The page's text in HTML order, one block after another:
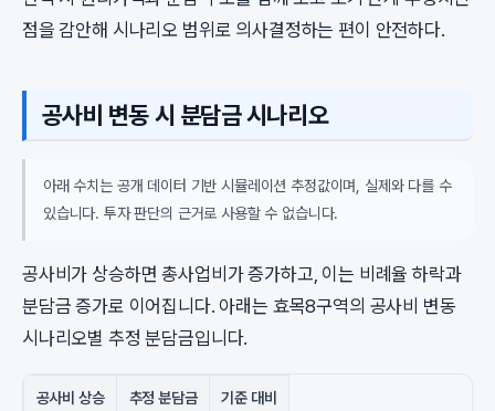
점을 감안해 시나리오 범위로 의사결정하는 편이 안전하다.
공사비 변동 시 분담금 시나리오
아래 수치는 공개 데이터 기반 시뮬레이션 추정값이며, 실제와 다를 수
있습니다. 투자 판단의 근거로 사용할 수 없습니다.
공사비가 상승하면 총사업비가 증가하고, 이는 비례율 하락과
분담금 증가로 이어집니다. 아래는 효목8구역의 공사비 변동
시나리오별 추정 분담금입니다.
공사비 상승 추정 분담금 기준 대비